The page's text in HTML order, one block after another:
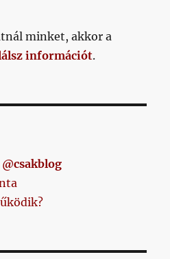
minket, akkor a
információt.
@csakblog